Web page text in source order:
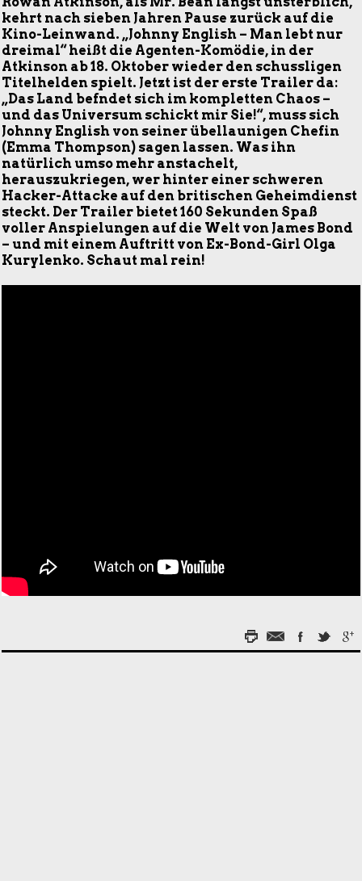
kehrt nach sieben Jahren Pause zurück auf die
Kino-Leinwand. „Johnny English – Man lebt nur
dreimal“ heißt die Agenten-Komödie, in der
Atkinson ab 18. Oktober wieder den schussligen
Titelhelden spielt. Jetzt ist der erste Trailer da:
„Das Land befndet sich im kompletten Chaos –
und das Universum schickt mir Sie!“, muss sich
Johnny English von seiner übellaunigen Chefin
(Emma Thompson) sagen lassen. Was ihn
natürlich umso mehr anstachelt,
herauszukriegen, wer hinter einer schweren
Hacker-Attacke auf den britischen Geheimdienst
steckt. Der Trailer bietet 160 Sekunden Spaß
voller Anspielungen auf die Welt von James Bond
– und mit einem Auftritt von Ex-Bond-Girl Olga
Kurylenko. Schaut mal rein!